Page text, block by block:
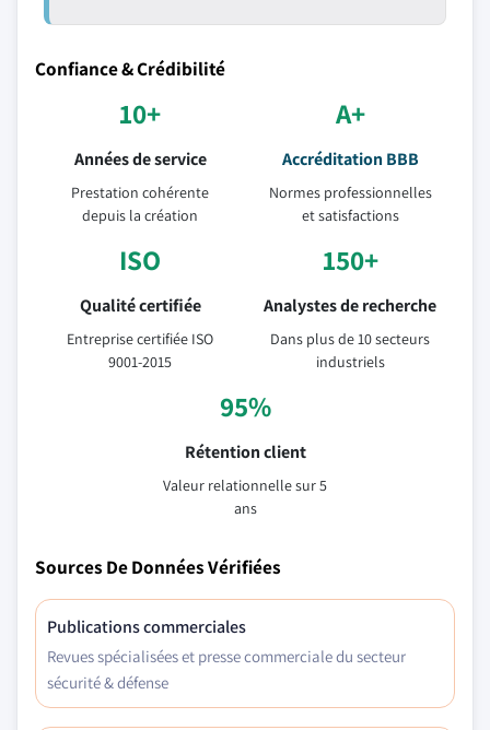
Confiance & Crédibilité
10+
Années de service
Prestation cohérente
depuis la création
A+
Accréditation BBB
Normes professionnelles
et satisfactions
ISO
Qualité certifiée
Entreprise certifiée ISO
9001-2015
150+
Analystes de recherche
Dans plus de 10 secteurs
industriels
95%
Rétention client
Valeur relationnelle sur 5
ans
Sources De Données Vérifiées
Publications commerciales
Revues spécialisées et presse commerciale du secteur
sécurité & défense